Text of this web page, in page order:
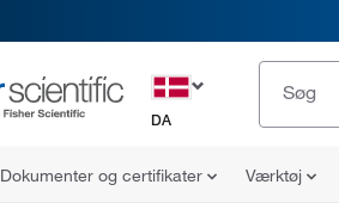
DA
Dokumenter og certifikater Værktøj